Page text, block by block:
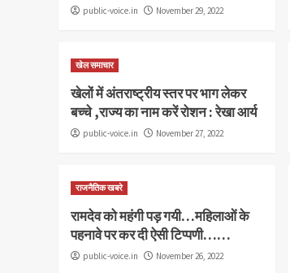
public-voice.in November 29, 2022
खेल समाचार
खेलों में अंतराष्ट्रीय स्तर पर भाग लेकर
बच्चे ,राज्य का नाम करें रोशन : रेखा आर्य
public-voice.in November 27, 2022
राजनैतिक खबरे
रामदेव को महंगी पड़ गयी…महिलाओं के
पहनावे पर कर दी ऐसी टिप्पणी……
public-voice.in November 26, 2022